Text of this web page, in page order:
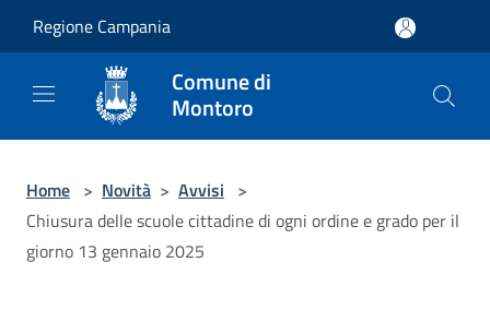
Regione Campania
Comune di
Montoro
Home > Novità > Avvisi >
Chiusura delle scuole cittadine di ogni ordine e grado per il
giorno 13 gennaio 2025